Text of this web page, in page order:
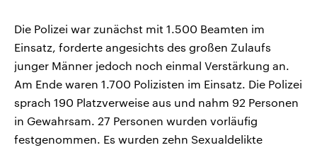
Die Polizei war zunächst mit 1.500 Beamten im
Einsatz, forderte angesichts des großen Zulaufs
junger Männer jedoch noch einmal Verstärkung an.
Am Ende waren 1.700 Polizisten im Einsatz. Die Polizei
sprach 190 Platzverweise aus und nahm 92 Personen
in Gewahrsam. 27 Personen wurden vorläufig
festgenommen. Es wurden zehn Sexualdelikte